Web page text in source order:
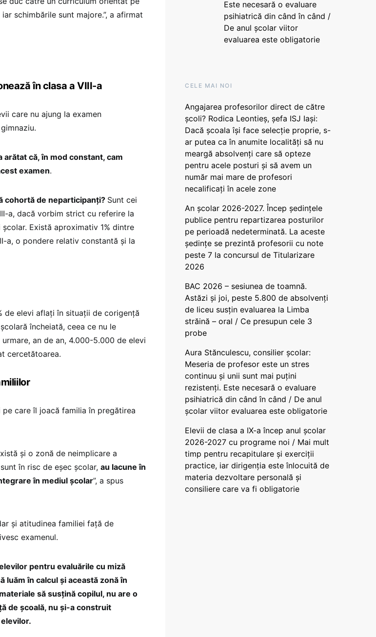
schimbările sunt majore.”, a afirmat
în clasa a VIII-a
care nu ajung la examen
că, în mod constant, cam
examen.
cohortă de neparticipanți? Sunt cei
a, dacă vorbim strict cu referire la
Există aproximativ 1% dintre
a, o pondere relativ constantă și la
de elevi aflați în situații de corigență
încheiată, ceea ce nu le
an de an, 4.000-5.000 de elevi
cercetătoarea.
care îl joacă familia în pregătirea
și o zonă de neimplicare a
în risc de eșec școlar, au lacune în
în mediul școlar”, a spus
și atitudinea familiei față de
examenul.
pentru evaluările cu miză
luăm în calcul și această zonă în
să susțină copilul, nu are o
de școală, nu și-a construit
Este necesară o evaluare
psihiatrică din când în când /
De anul școlar viitor
evaluarea este obligatorie
CELE MAI NOI
Angajarea profesorilor direct de către
școli? Rodica Leontieș, șefa ISJ Iași:
Dacă școala își face selecție proprie, s-
ar putea ca în anumite localități să nu
meargă absolvenți care să opteze
pentru acele posturi și să avem un
număr mai mare de profesori
necalificați în acele zone
An școlar 2026-2027. Încep ședințele
publice pentru repartizarea posturilor
pe perioadă nedeterminată. La aceste
ședințe se prezintă profesorii cu note
peste 7 la concursul de Titularizare
2026
BAC 2026 – sesiunea de toamnă.
Astăzi și joi, peste 5.800 de absolvenți
de liceu susțin evaluarea la Limba
străină – oral / Ce presupun cele 3
probe
Aura Stănculescu, consilier școlar:
Meseria de profesor este un stres
continuu și unii sunt mai puțini
rezistenți. Este necesară o evaluare
psihiatrică din când în când / De anul
școlar viitor evaluarea este obligatorie
Elevii de clasa a IX-a încep anul școlar
2026-2027 cu programe noi / Mai mult
timp pentru recapitulare și exerciții
practice, iar dirigenția este înlocuită de
materia dezvoltare personală și
consiliere care va fi obligatorie